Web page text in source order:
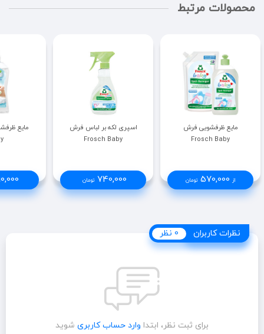
محصولات مرتبط
مایع ظرفشویی فرش
Frosch Baby
از 570,000 تومان
اسپری لکه بر لباس فرش
Frosch Baby
740,000 تومان
نظرات کاربران
نظرات کاربران 0 نظر
برای ثبت نظر، ابتدا وارد حساب کاربری شوید